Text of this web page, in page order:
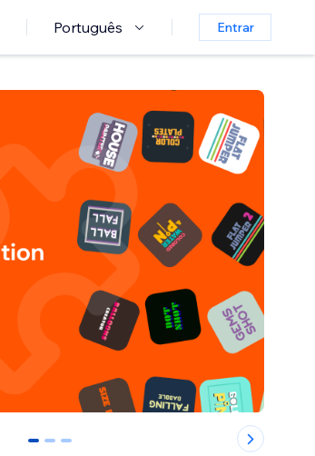
Português Entrar
0 1 2